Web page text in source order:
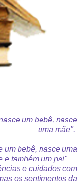
um bebê, nasce
uma mãe".
um bebê, nasce uma
e também um pai". ...
e cuidados com
os sentimentos da